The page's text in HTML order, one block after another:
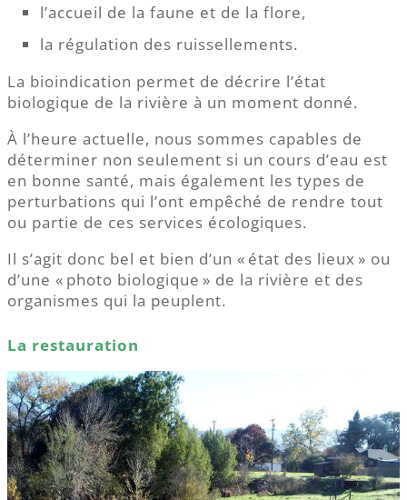
l’accueil de la faune et de la flore,
la régulation des ruissellements.
La bioindication permet de décrire l’état
biologique de la rivière à un moment donné.
À l’heure actuelle, nous sommes capables de
déterminer non seulement si un cours d’eau est
en bonne santé, mais également les types de
perturbations qui l’ont empêché de rendre tout
ou partie de ces services écologiques.
Il s’agit donc bel et bien d’un « état des lieux » ou
d’une « photo biologique » de la rivière et des
organismes qui la peuplent.
La restauration